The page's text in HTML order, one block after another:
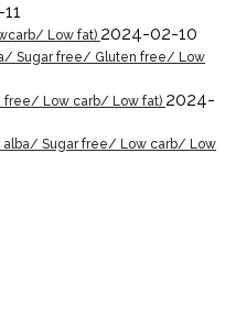
Low fat) 2024-02-10
Sugar free/ Gluten free/ Low
free/ Low carb/ Low fat) 2024-
alba/ Sugar free/ Low carb/ Low